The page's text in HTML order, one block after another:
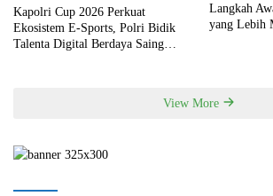
Kapolri Cup 2026 Perkuat
Ekosistem E-Sports, Polri Bidik
Talenta Digital Berdaya Saing
Langkah
yang Lebih
View More